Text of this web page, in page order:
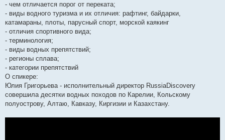
л
е
н
я
- чем отличается порог от переката;
- виды водного туризма и их отличия: рафтинг, байдарки,
катамараны, плоты, парусный спорт, морской каякинг
- отличия спортивного вида;
- терминология;
- виды водных препятствий;
- регионы сплава;
- категории препятствий
О спикере:
Юлия Григорьева - исполнительный директор RussiaDiscovery
совершила десятки водных походов по Карелии, Кольскому
полуострову, Алтаю, Кавказу, Киргизии и Казахстану.